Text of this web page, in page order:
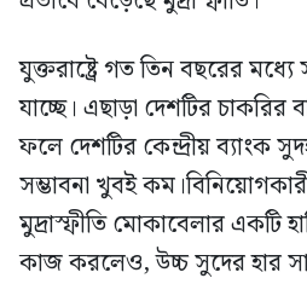
যুক্তরাষ্ট্রে গত তিন বছরের মধ্যে
যাচ্ছে। এছাড়া দেশটির
ফলে দেশটির কেন্দ্রীয় ব্যাংক
সম্ভাবনা খুবই
মুদ্রাস্ফীতি মোকাবেলার একটি
কাজ করলেও, উচ্চ সুদের হার